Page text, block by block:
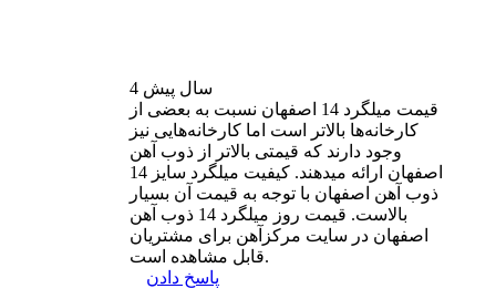
4 سال پیش
قیمت میلگرد 14 اصفهان نسبت به بعضی از
کارخانه‌ها بالاتر است اما کارخانه‌هایی نیز
وجود دارند که قیمتی بالاتر از ذوب آهن
اصفهان ارائه میدهند. کیفیت میلگرد سایز 14
ذوب آهن اصفهان با توجه به قیمت آن بسیار
بالاست. قیمت روز میلگرد 14 ذوب آهن
اصفهان در سایت مرکزآهن برای مشتریان
قابل مشاهده است.
پاسخ دادن